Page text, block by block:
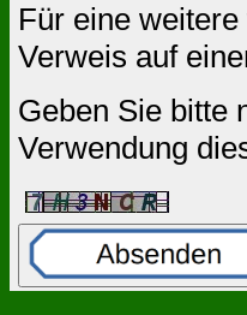
Für eine
Verweis auf
Geben Sie bitte
Verwendung